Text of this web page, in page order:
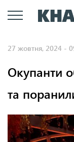
27 жовтня, 2024 -
Окупанти
та